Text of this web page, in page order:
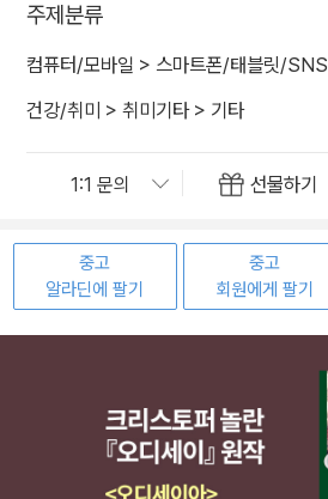
주제분류
컴퓨터/모바일 > 스마트폰/태블릿/SNS
건강/취미 > 취미기타> 기타
선물하기
중고
알라딘에 팔기
중고
회원에게 팔기